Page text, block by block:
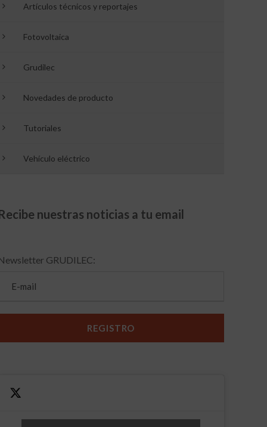
Artículos técnicos y reportajes
Fotovoltaica
Grudilec
Novedades de producto
Tutoriales
Vehículo eléctrico
nuestras noticias a tu email
GRUDILEC: